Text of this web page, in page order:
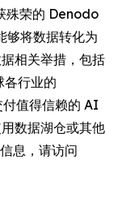
殊荣的 Denodo
够将数据转化为
相关举措，包括
各行业的
值得信赖的 AI
数据湖仓或其他
息，请访问